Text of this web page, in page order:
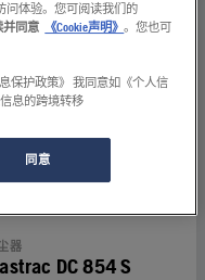
器
DC 854 S
问体验。您可阅读我们的
并同意 《Cookie声明》。您也可
保护政策》 我同意如《个人信
息的跨境转移
同意